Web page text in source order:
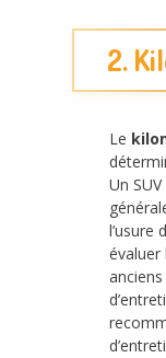
2.
Le
Un
l’usure
évaluer